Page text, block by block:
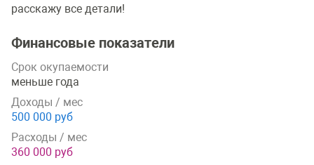
расскажу все детали!
Финансовые показатели
Срок окупаемости
меньше года
Доходы / мес
500 000 руб
Расходы / мес
360 000 руб